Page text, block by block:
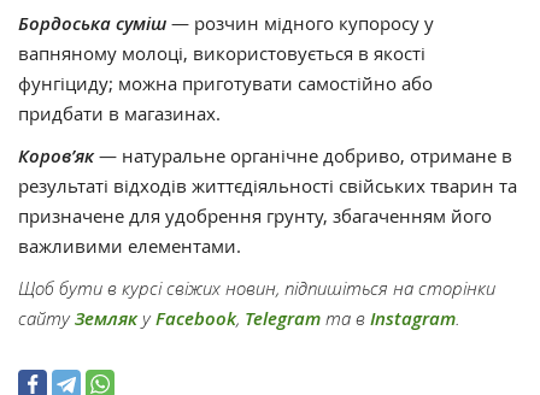
Бордоська суміш — розчин мідного купоросу у
вапняному молоці, використовується в якості
фунгіциду; можна приготувати самостійно або
придбати в магазинах.
Коров’як— натуральне органічне добриво, отримане в
результаті відходів життєдіяльності свійських тварин та
призначене для удобрення грунту, збагаченням його
важливими елементами.
Щоб бути в курсі свіжих новин, підпишіться на сторінки
сайтуЗемлякуFacebook, Telegram та в Instagram